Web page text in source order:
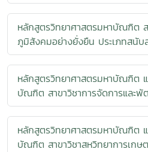
หลักสูตรวิทยาศาสตรมหาบัณฑิต
ภูมิสังคมอย่างยั่งยืน ประเภทสนับ
หลักสูตรวิทยาศาสตรมหาบัณฑิต
บัณฑิต สาขาวิชาการจัดการและ
หลักสูตรวิทยาศาสตรมหาบัณฑิต
บัณฑิต สาขาวิชาสหวิทยาการเกษ